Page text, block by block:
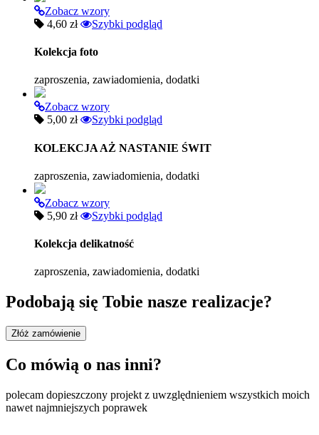
Zobacz wzory
4,60 zł
Szybki podgląd
Kolekcja foto
zaproszenia, zawiadomienia, dodatki
Zobacz wzory
5,00 zł
Szybki podgląd
KOLEKCJA AŻ NASTANIE ŚWIT
zaproszenia, zawiadomienia, dodatki
Zobacz wzory
5,90 zł
Szybki podgląd
Kolekcja delikatność
zaproszenia, zawiadomienia, dodatki
Podobają się Tobie nasze realizacje?
Złóż zamówienie
Co mówią o nas inni?
polecam dopieszczony projekt z uwzględnieniem wszystkich moich
nawet najmniejszych poprawek